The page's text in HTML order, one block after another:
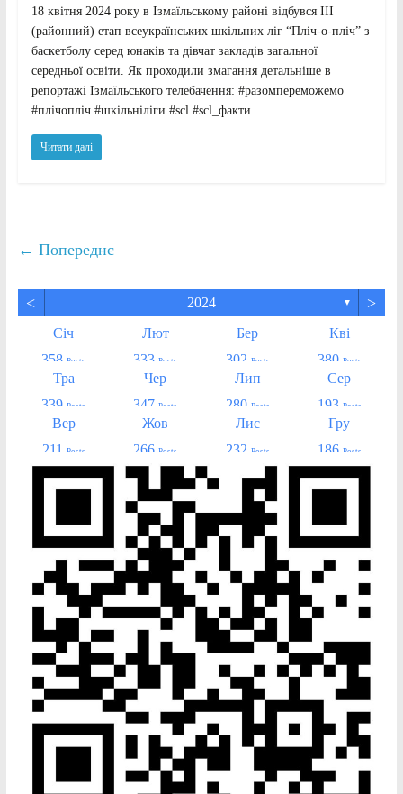
18 квітня 2024 року в Ізмаїльському районі відбувся ІІІ
(районний) етап всеукраїнських шкільних ліг “Пліч-о-пліч” з
баскетболу серед юнаків та дівчат закладів загальної
середньої освіти. Як проходили змагання детальніше в
репортажі Ізмаїльського телебачення: #разомпереможемо
#плічопліч #шкільніліги #scl #scl_факти
Читати далі
← Попереднє
< 2024 ▼ >
Січ
358 Posts
Лют
333 Posts
Бер
302 Posts
Кві
380 Posts
Тра
339 Posts
Чер
347 Posts
Лип
280 Posts
Сер
193 Posts
Вер
211
Posts
Жов
266 Posts
Лис
232 Posts
Гру
186 Posts